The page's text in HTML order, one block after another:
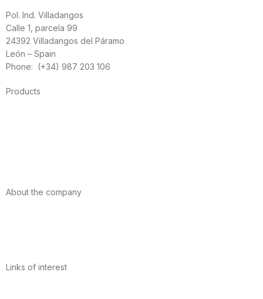
Pol. Ind. Villadangos
Calle 1, parcela 99
24392 Villadangos del Páramo
León – Spain
Phone: (+34) 987 203 106
Products
About the company
Links of interest